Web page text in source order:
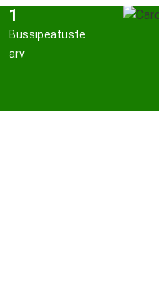
1
Bussipeatuste
arv